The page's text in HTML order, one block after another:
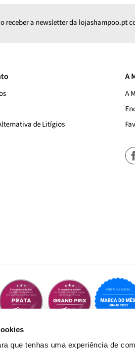
que tenhas uma experiência de
receber a newsletter da lojashampoo.pt
de Litígios
A
A